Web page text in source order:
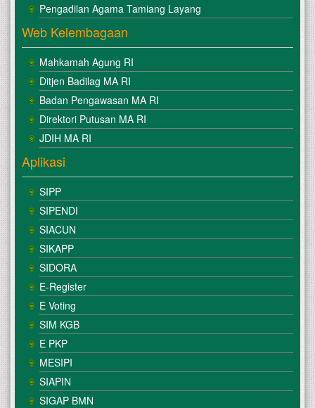
Pengadilan Agama Tamiang Layang
Web Kelembagaan
Mahkamah Agung RI
Ditjen Badilag MA RI
Badan Pengawasan MA RI
Direktori Putusan MA RI
JDIH MA RI
Aplikasi
SIPP
SIPENDI
SIACUN
SIKAPP
SIDORA
E-Register
E Voting
SIM KGB
E PKP
MESIPI
SIAPIN
SIGAP BMN